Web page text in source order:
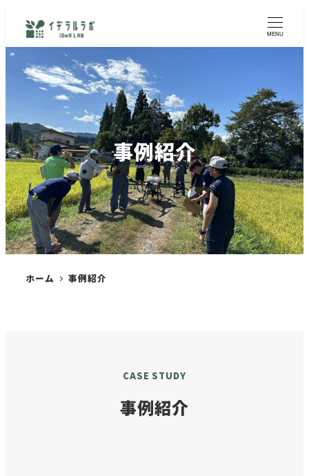
MENU
事例紹介
ホーム 事例紹介
CASE STUDY
事例紹介